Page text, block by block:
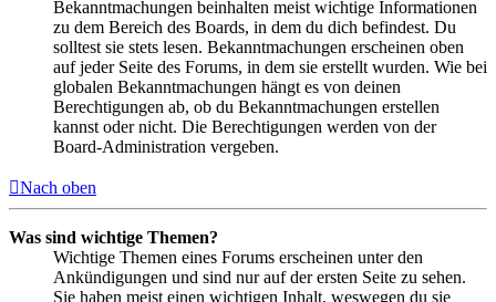
Bekanntmachungen beinhalten meist wichtige Informationen
zu dem Bereich des Boards, in dem du dich befindest. Du
solltest sie stets lesen. Bekanntmachungen erscheinen oben
auf jeder Seite des Forums, in dem sie erstellt wurden. Wie bei
globalen Bekanntmachungen hängt es von deinen
Berechtigungen ab, ob du Bekanntmachungen erstellen
kannst oder nicht. Die Berechtigungen werden von der
Board-Administration vergeben.
Nach oben
Was sind wichtige Themen?
Wichtige Themen eines Forums erscheinen unter den
Ankündigungen und sind nur auf der ersten Seite zu sehen.
Sie haben meist einen wichtigen Inhalt, weswegen du sie